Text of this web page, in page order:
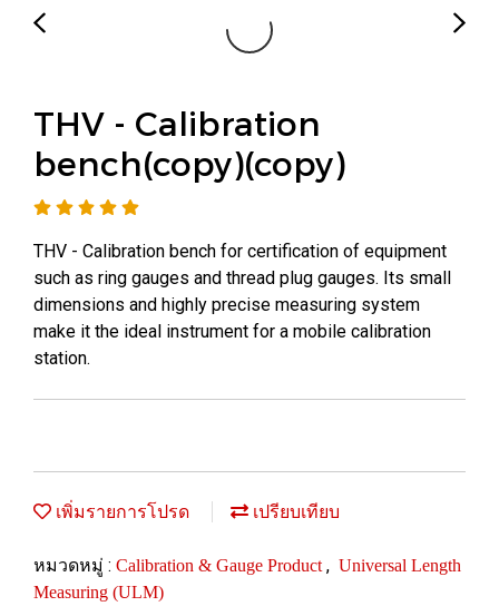
THV - Calibration
bench(copy)(copy)
THV - Calibration bench for certification of equipment
such as ring gauges and thread plug gauges. Its small
dimensions and highly precise measuring system
make it the ideal instrument for a mobile calibration
station.
เพิ่มรายการโปรด เปรียบเทียบ
หมวดหมู่ : Calibration & Gauge Product , Universal Length
Measuring (ULM)